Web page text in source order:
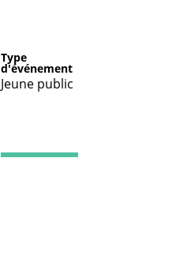
Type
d'événement
Jeune public